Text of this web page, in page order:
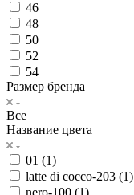
46
48
50
52
54
Размер бренда
Все
Название цвета
01 (1)
latte di cocco-203 (1)